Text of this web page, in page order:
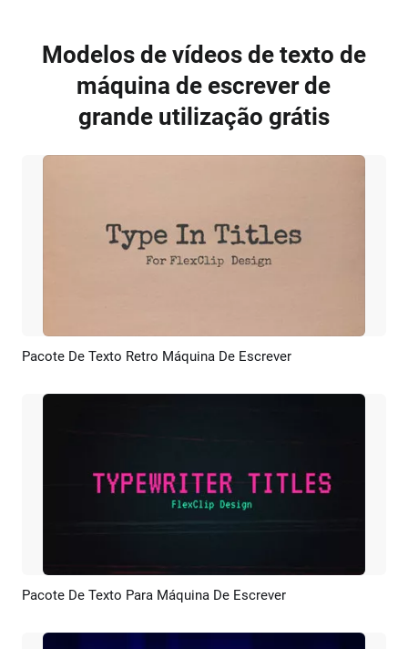
Modelos de vídeos de texto de
máquina de escrever de
grande utilização grátis
Pré-visualizar Personalizar
Pacote De Texto Retro Máquina De Escrever
Pré-visualizar Personalizar
Pacote De Texto Para Máquina De Escrever